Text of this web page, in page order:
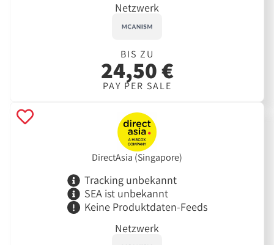
Netzwerk
BIS ZU
24,50 €
PAY PER SALE
DirectAsia (Singapore)
Tracking unbekannt
SEA ist unbekannt
Keine Produktdaten-Feeds
Netzwerk